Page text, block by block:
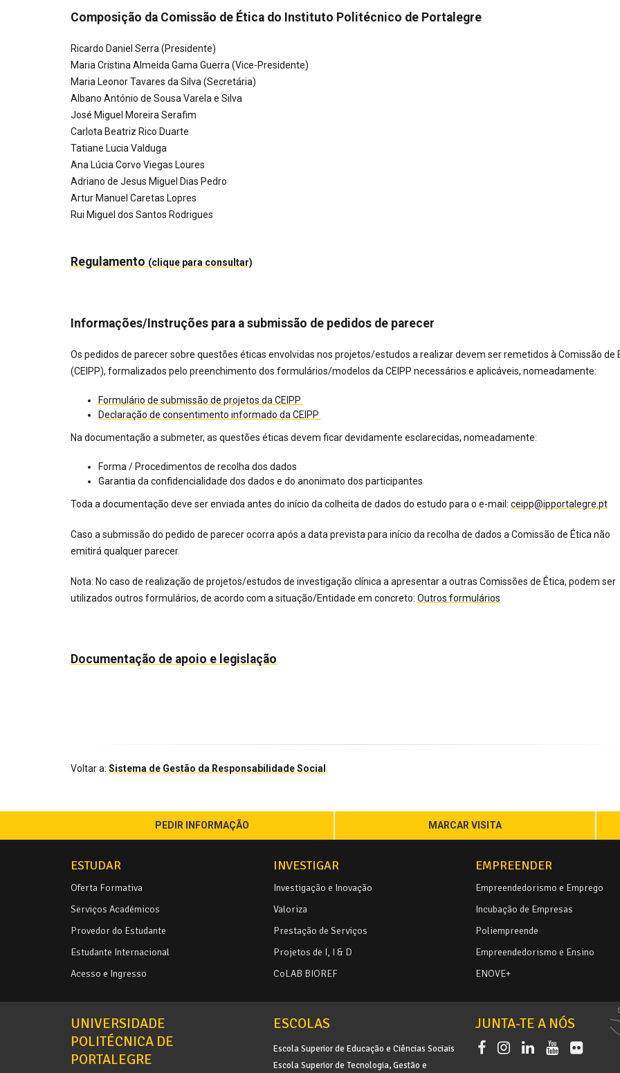
Composição da Comissão de Ética do Instituto Politécnico de Portalegre
Ricardo Daniel Serra (Presidente)
Maria Cristina Almeida Gama Guerra (Vice-Presidente)
Maria Leonor Tavares da Silva (Secretária)
Albano António de Sousa Varela e Silva
José Miguel Moreira Serafim
Carlota Beatriz Rico Duarte
Tatiane Lucia Valduga
Ana Lúcia Corvo Viegas Loures
Adriano de Jesus Miguel Dias Pedro
Artur Manuel Caretas Lopres
Rui Miguel dos Santos Rodrigues
Regulamento (clique para consultar)
Informações/Instruções para a submissão de pedidos de parecer
Os pedidos de parecer sobre questões éticas envolvidas nos projetos/estudos a realizar devem ser remetidos à Comissão de
(CEIPP), formalizados pelo preenchimento dos formulários/modelos da CEIPP necessários e aplicáveis, nomeadamente:
Formulário de submissão de projetos da CEIPP
Declaração de consentimento informado da CEIPP
Na documentação a submeter, as questões éticas devem ficar devidamente esclarecidas, nomeadamente:
Forma / Procedimentos de recolha dos dados
Garantia da confidencialidade dos dados e do anonimato dos participantes
Toda a documentação deve ser enviada antes do início da colheita de dados do estudo para o e-mail: ceipp@ipportalegre.pt
Caso a submissão do pedido de parecer ocorra após a data prevista para início da recolha de dados a Comissão de Ética não
emitirá qualquer parecer.
Nota: No caso de realização de projetos/estudos de investigação clínica a apresentar a outras Comissões de Ética, podem ser
utilizados outros formulários, de acordo com a situação/Entidade em concreto: Outros formulários
Documentação de apoio e legislação
Voltar a: Sistema de Gestão da Responsabilidade Social
PEDIR INFORMAÇÃO MARCAR VISITA
ESTUDAR
Oferta Formativa
Serviços Académicos
Provedor do Estudante
Estudante Internacional
Acesso e Ingresso
INVESTIGAR
Investigação e Inovação
Valoriza
Prestação de Serviços
Projetos de I, I & D
CoLAB BIOREF
EMPREENDER
Empreendedorismo e Emprego
Incubação de Empresas
Poliempreende
Empreendedorismo e Ensino
ENOVE+
UNIVERSIDADE
POLITÉCNICA DE
PORTALEGRE
ESCOLAS
Escola Superior de Educação e Ciências Sociais
Escola Superior de Tecnologia, Gestão e
JUNTA-TE A NÓS